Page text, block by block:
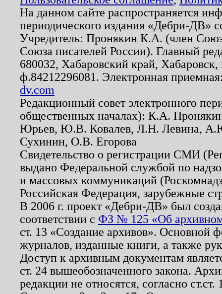
На данном сайте распространяется
периодического издания «Дебри-ДВ»
Учредитель: Пронякин К.А. (член
Союза писателей России). Главный
680032, Хабаровский край,
ф.84212296081. Электронная
dv.com
Редакционный совет электронного
общественных началах): К.А.
Юрьев, Ю.В. Ковалев, Л.Н. Левина,
Сухинин, О.В. Егорова
Свидетельство о регистрации СМИ
выдано Федеральной службой по
и массовых коммуникаций
Российская Федерация, зарубежные
В 2006 г. проект «Дебри-ДВ» был
соответствии с ФЗ № 125 «Об
ст. 13 «Создание архивов». Основной
журналов, изданные книги, а также
Доступ к архивным документам
ст. 24 вышеобозначенного закона.
редакции не относятся, согласно